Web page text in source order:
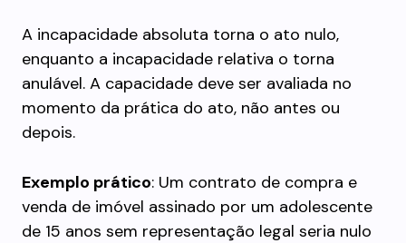
A incapacidade absoluta torna o ato nulo,
enquanto a incapacidade relativa o torna
anulável. A capacidade deve ser avaliada no
momento da prática do ato, não antes ou
depois.
Exemplo prático: Um contrato de compra e
venda de imóvel assinado por um adolescente
de 15 anos sem representação legal seria nulo